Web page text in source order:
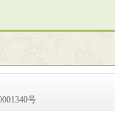
号